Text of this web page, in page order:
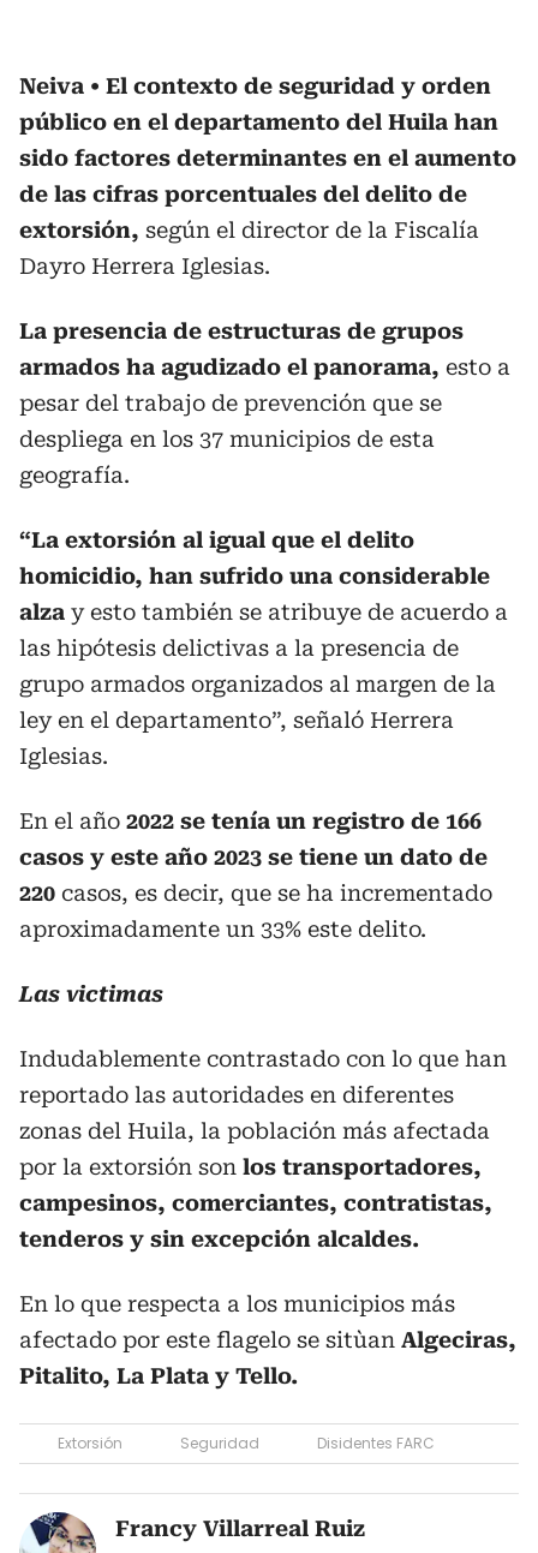
Neiva
El contexto de seguridad y orden
público en el departamento del Huila han
sido factores determinantes en el aumento
de las cifras porcentuales del delito de
extorsión, según el director de la Fiscalía
Dayro Herrera Iglesias.
La presencia de estructuras de grupos
armados ha agudizado el panorama, esto a
pesar del trabajo de prevención que se
despliega en los 37 municipios de esta
geografía.
“La extorsión al igual que el delito
homicidio, han sufrido una considerable
alza y esto también se atribuye de acuerdo a
las hipótesis delictivas a la presencia de
grupo armados organizados al margen de la
ley en el departamento”, señaló Herrera
Iglesias.
En el año 2022 se tenía un registro de 166
casos y este año 2023 se tiene un dato de
220 casos, es decir, que se ha incrementado
aproximadamente un 33% este delito.
Las victimas
Indudablemente contrastado con lo que han
reportado las autoridades en diferentes
zonas del Huila, la población más afectada
por la extorsión son los transportadores,
campesinos, comerciantes, contratistas,
tenderos y sin excepción alcaldes.
En lo que respecta a los municipios más
afectado por este flagelo se sitùan Algeciras,
Pitalito, La Plata y Tello.
Extorsión Seguridad Disidentes FARC
Francy Villarreal Ruiz